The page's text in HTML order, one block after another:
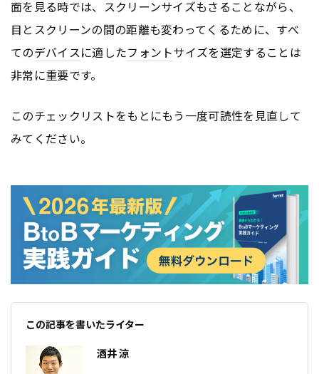
面を見る時では、スクリーンサイズもさることながら、
目とスクリーンの間の距離も変わってくるために、すべ
てのデバイスに適したフォントサイズを選定することは
非常に重要です。
このチェックリストをもとにもう一度可読性を見直して
みてください。
この記事を書いたライター
酒井 涼